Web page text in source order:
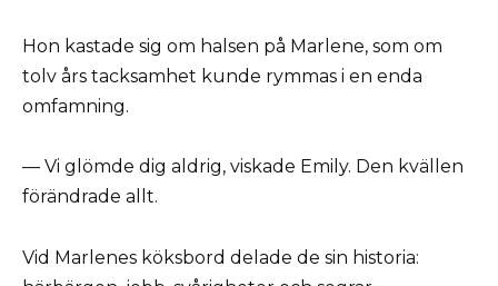
Hon kastade sig om halsen på Marlene, som om
tolv års tacksamhet kunde rymmas i en enda
omfamning.
— Vi glömde dig aldrig, viskade Emily. Den kvällen
förändrade allt.
Vid Marlenes köksbord delade de sin historia: